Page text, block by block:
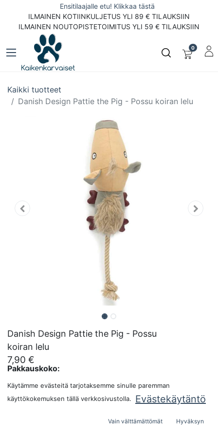
Ensitilaajalle etu! Klikkaa tästä
ILMAINEN KOTIINKULJETUS YLI 89 € TILAUKSIIN
ILMAINEN NOUTOPISTETOIMITUS YLI 59 € TILAUKSIIN
0
Kaikki tuotteet
Danish Design Pattie the Pig - Possu koiran lelu
Danish Design Pattie the Pig - Possu
koiran lelu
7,90 €
Pakkauskoko:
Käytämme evästeitä tarjotaksemme sinulle paremman
käyttökokemuksen tällä verkkosivustolla.
Evästekäytäntö
Vain välttämättömät Hyväksyn